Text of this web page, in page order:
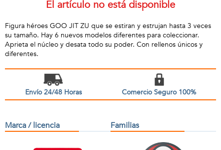
El artículo no está disponible
Figura héroes GOO JIT ZU que se estiran y estrujan hasta 3 veces
su tamaño. Hay 6 nuevos modelos diferentes para coleccionar.
Aprieta el núcleo y desata todo su poder. Con rellenos únicos y
diferentes.
Envío 24/48 Horas Comercio Seguro 100%
Marca / licencia Familias